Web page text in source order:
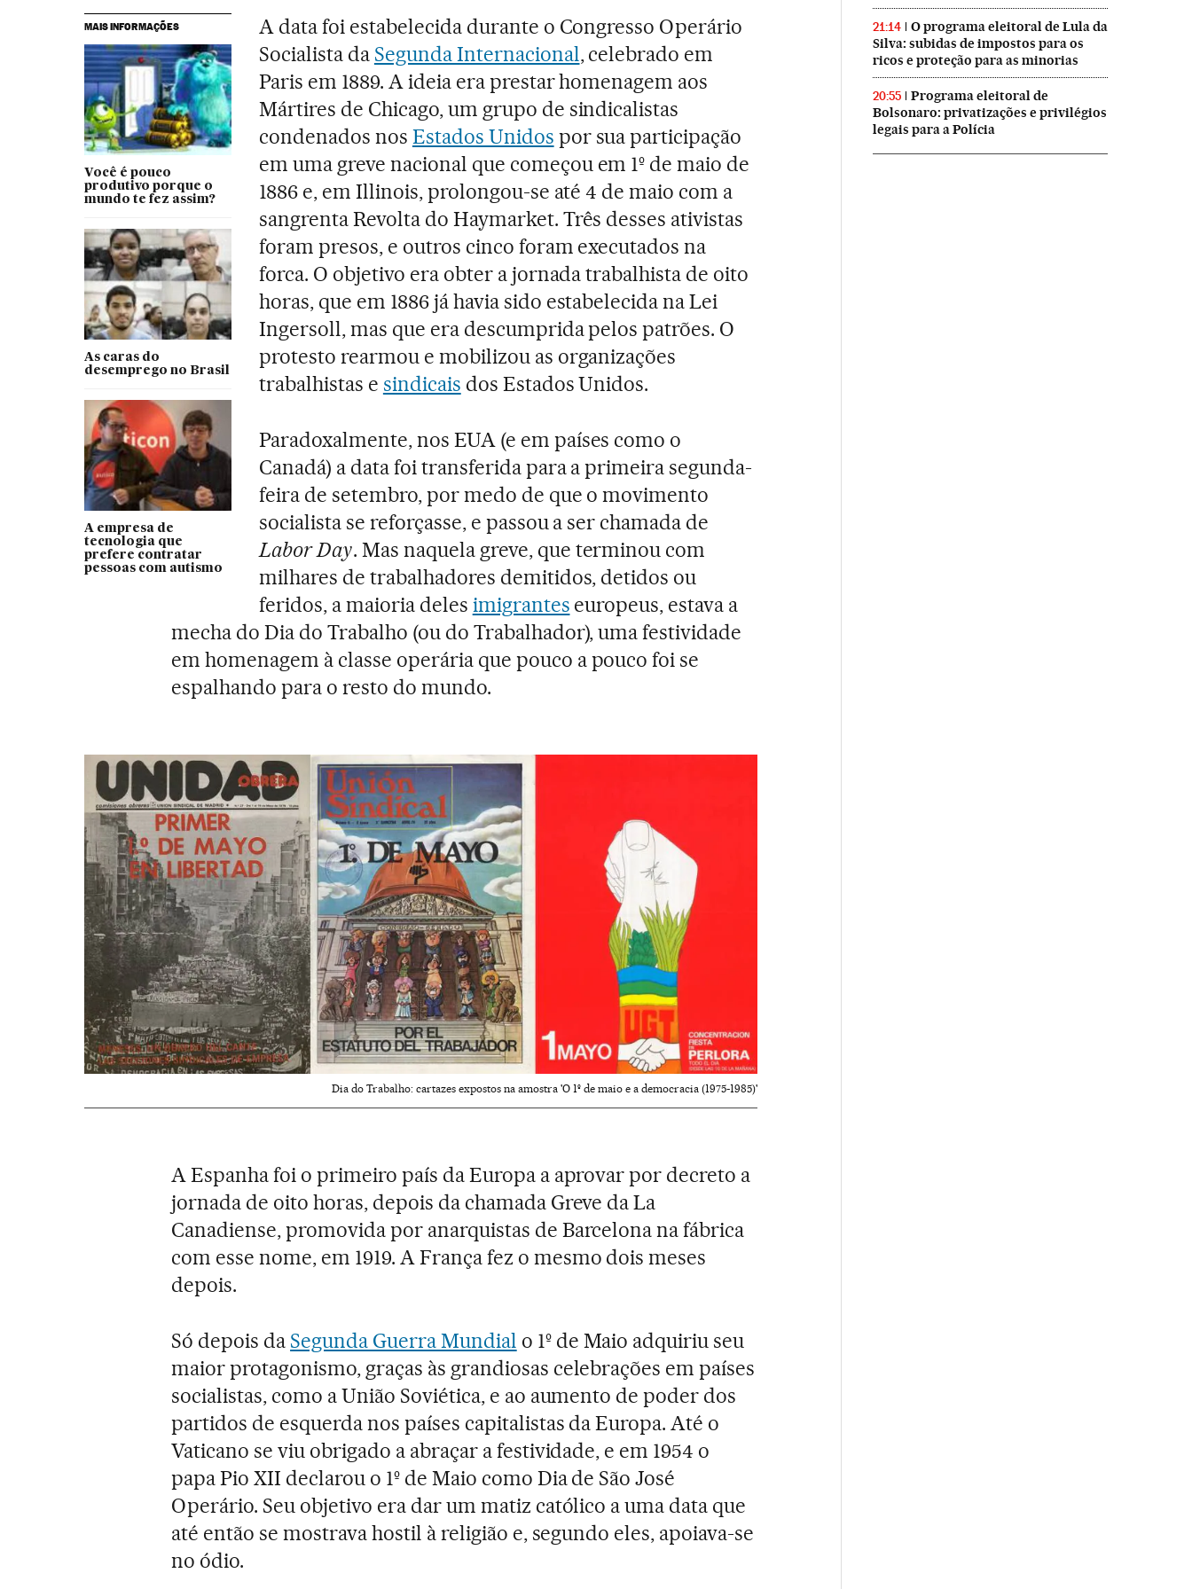
MAIS INFORMAÇÕES
Você é pouco
produtivo porque o
mundo te fez assim?
As caras do
desemprego no Brasil
A empresa de
tecnologia que
prefere contratar
pessoas com autismo
A data foi estabelecida durante o Congresso Operário
Socialista da Segunda Internacional, celebrado em
Paris em 1889. A ideia era prestar homenagem aos
Mártires de Chicago, um grupo de sindicalistas
condenados nos Estados Unidos por sua participação
em uma greve nacional que começou em 1º de maio de
1886 e, em Illinois, prolongou-se até 4 de maio com a
sangrenta Revolta do Haymarket. Três desses ativistas
foram presos, e outros cinco foram executados na
forca. O objetivo era obter a jornada trabalhista de oito
horas, que em 1886 já havia sido estabelecida na Lei
Ingersoll, mas que era descumprida pelos patrões. O
protesto rearmou e mobilizou as organizações
trabalhistas e sindicais dos Estados Unidos.
Paradoxalmente, nos EUA (e em países como o
Canadá) a data foi transferida para a primeira segunda-
feira de setembro, por medo de que o movimento
socialista se reforçasse, e passou a ser chamada de
Labor Day. Mas naquela greve, que terminou com
milhares de trabalhadores demitidos, detidos ou
feridos, a maioria deles imigrantes europeus, estava a
mecha do Dia do Trabalho (ou do Trabalhador), uma festividade
em homenagem à classe operária que pouco a pouco foi se
espalhando para o resto do mundo.
Dia do Trabalho: cartazes expostos na amostra 'O 1º de maio e a democracia (1975-1985)'
A Espanha foi o primeiro país da Europa a aprovar por decreto a
jornada de oito horas, depois da chamada Greve da La
Canadiense, promovida por anarquistas de Barcelona na fábrica
com esse nome, em 1919. A França fez o mesmo dois meses
depois.
Só depois da Segunda Guerra Mundial o 1º de Maio adquiriu seu
maior protagonismo, graças às grandiosas celebrações em países
socialistas, como a União Soviética, e ao aumento de poder dos
partidos de esquerda nos países capitalistas da Europa. Até o
Vaticano se viu obrigado a abraçar a festividade, e em 1954 o
papa Pio XII declarou o 1º de Maio como Dia de São José
Operário. Seu objetivo era dar um matiz católico a uma data que
até então se mostrava hostil à religião e, segundo eles, apoiava-se
no ódio.
21:14
O programa eleitoral de Lula da
Silva: subidas de impostos para os
ricos e proteção para as minorias
20:55
Programa eleitoral de
Bolsonaro: privatizações e privilégios
legais para a Polícia